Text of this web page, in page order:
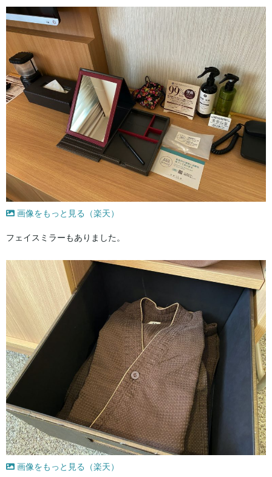
画像をもっと見る（楽天）
フェイスミラーもありました。
画像をもっと見る（楽天）